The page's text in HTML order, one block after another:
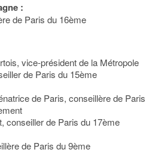
:
de Paris du 16ème
vice-président de la Métropole
de Paris du 15ème
de Paris, conseillère de Paris
conseiller de Paris du 17ème
de Paris du 9ème